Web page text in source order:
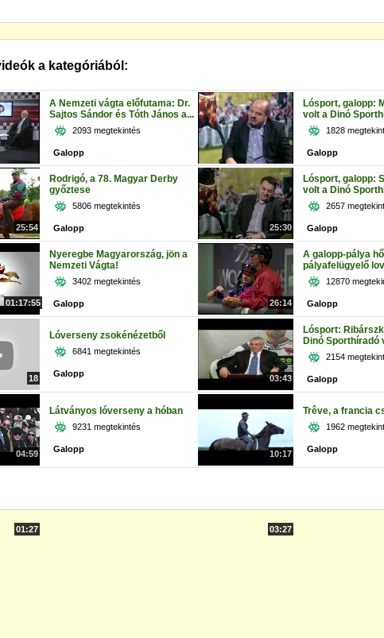
a kategóriából:
25:54
A Nemzeti vágta előfutama: Dr.
Sajtos Sándor és Tóth János a...
2093 megtekintés
Galopp
25:30
Lósport, galopp:
volt a Dinó
1828
Galopp
01:17:55
Rodrigó, a 78. Magyar Derby
győztese
5806 megtekintés
Galopp
26:14
Lósport, galopp:
volt a Dinó
2657
Galopp
18
Nyeregbe Magyarország, jön a
Nemzeti Vágta!
3402 megtekintés
Galopp
03:43
A galopp-pálya
pályafelügyelő
12870
Galopp
04:59
Lóverseny zsokénézetből
6841 megtekintés
Galopp
10:17
Lósport:
Dinó Sporthíradó
2154
Galopp
01:27
Látványos lóverseny a hóban
9231 megtekintés
Galopp
03:27
Trêve, a francia
1962
Galopp